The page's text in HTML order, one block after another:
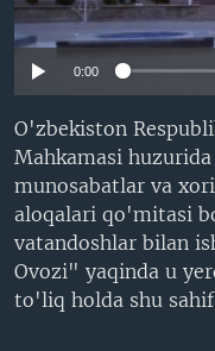
VIDEO
XABARLAR
ODNOKLASSNIKI
TELEGRAM
SOUNDCLOUD
VOA
0:00
O'zbekiston
Mahkamasi
munosabatlar va
aloqalari qo'mitasi
vatandoshlar bilan
Ovozi" yaqinda u
to'liq holda shu